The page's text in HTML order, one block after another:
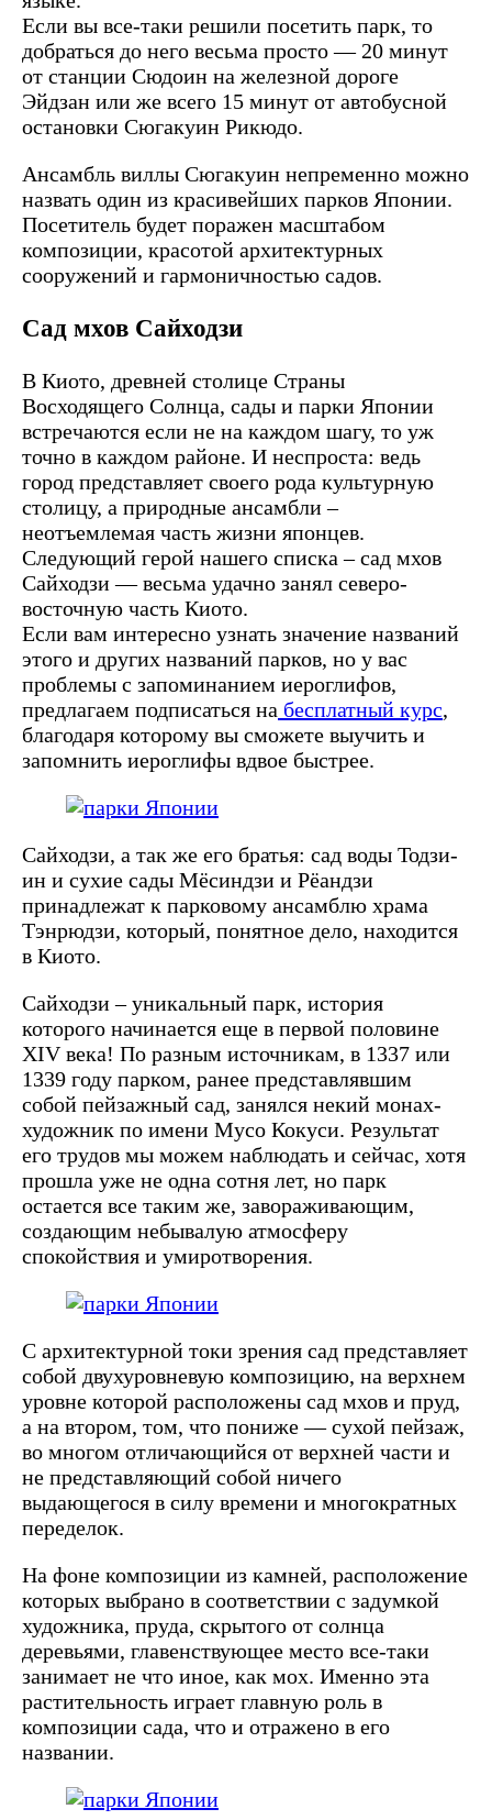
Если вы все-таки решили посетить парк, то
добраться до него весьма просто — 20 минут
от станции Сюдоин на железной дороге
Эйдзан или же всего 15 минут от автобусной
остановки Сюгакуин Рикюдо.
Ансамбль виллы Сюгакуин непременно можно
назвать один из красивейших парков Японии.
Посетитель будет поражен масштабом
композиции, красотой архитектурных
сооружений и гармоничностью садов.
Сад мхов Сайходзи
В Киото, древней столице Страны
Восходящего Солнца, сады и парки Японии
встречаются если не на каждом шагу, то уж
точно в каждом районе. И неспроста: ведь
город представляет своего рода культурную
столицу, а природные ансамбли –
неотъемлемая часть жизни японцев.
Следующий герой нашего списка – сад мхов
Сайходзи — весьма удачно занял северо-
восточную часть Киото.
Если вам интересно узнать значение названий
этого и других названий парков, но у вас
проблемы с запоминанием иероглифов,
предлагаем подписаться на бесплатный курс,
благодаря которому вы сможете выучить и
запомнить иероглифы вдвое быстрее.
Сайходзи, а так же его братья: сад воды Тодзи-
ин и сухие сады Мёсиндзи и Рёандзи
принадлежат к парковому ансамблю храма
Тэнрюдзи, который, понятное дело, находится
в Киото.
Сайходзи – уникальный парк, история
которого начинается еще в первой половине
XIV века! По разным источникам, в 1337 или
1339 году парком, ранее представлявшим
собой пейзажный сад, занялся некий монах-
художник по имени Мусо Кокуси. Результат
его трудов мы можем наблюдать и сейчас, хотя
прошла уже не одна сотня лет, но парк
остается все таким же, завораживающим,
создающим небывалую атмосферу
спокойствия и умиротворения.
С архитектурной токи зрения сад представляет
собой двухуровневую композицию, на верхнем
уровне которой расположены сад мхов и пруд,
а на втором, том, что пониже — сухой пейзаж,
во многом отличающийся от верхней части и
не представляющий собой ничего
выдающегося в силу времени и многократных
переделок.
На фоне композиции из камней, расположение
которых выбрано в соответствии с задумкой
художника, пруда, скрытого от солнца
деревьями, главенствующее место все-таки
занимает не что иное, как мох. Именно эта
растительность играет главную роль в
композиции сада, что и отражено в его
названии.